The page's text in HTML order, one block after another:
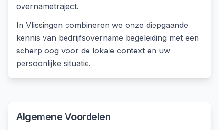
overnametraject.
In Vlissingen combineren we onze diepgaande
kennis van bedrijfsovername begeleiding met een
scherp oog voor de lokale context en uw
persoonlijke situatie.
Algemene Voordelen